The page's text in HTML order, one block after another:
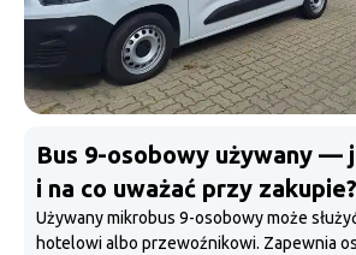
Bus 9-osobowy używany —
i na co uważać przy zakupie?
Używany mikrobus 9-osobowy może
hotelowi albo przewoźnikowi. Zapewnia